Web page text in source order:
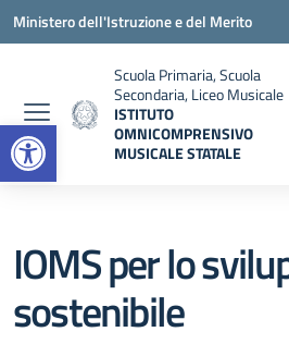
Open toolbar
Vai ai contenuti
Vai al menu di navigazione
Vai al footer
Ministero dell'Istruzione e del Merito
Scuola Primaria, Scuola
Secondaria, Liceo Musicale
ISTITUTO
OMNICOMPRENSIVO
MUSICALE STATALE
IOMS per lo
sostenibile